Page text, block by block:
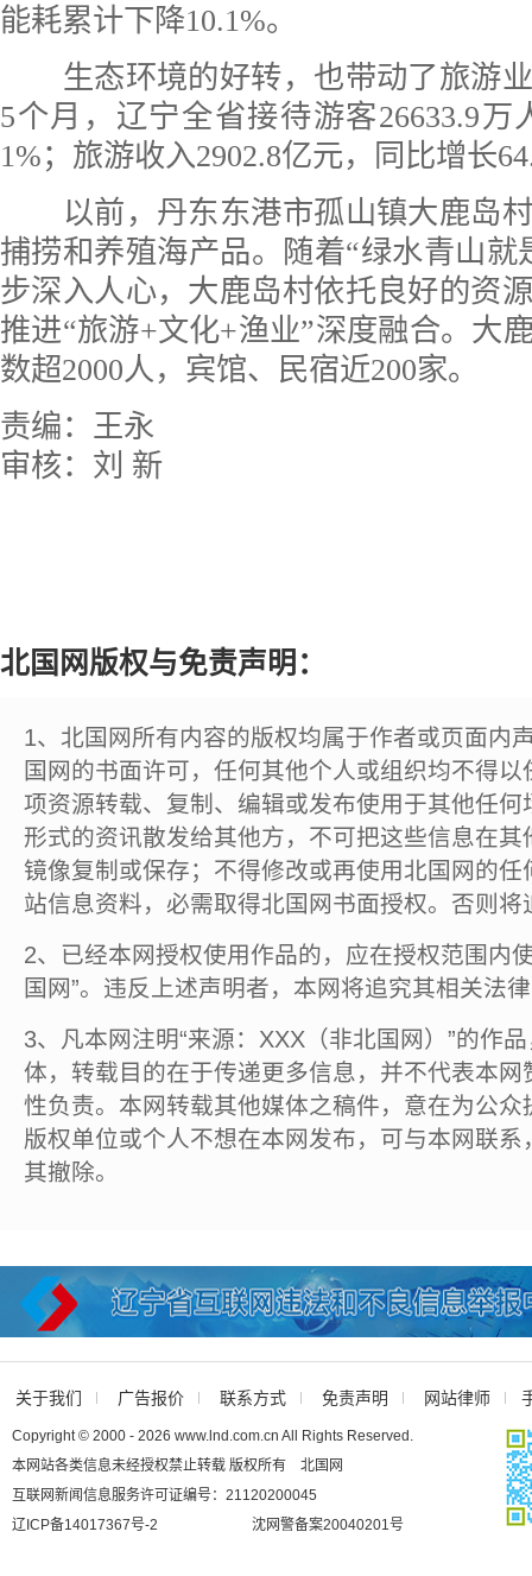
能耗累计下降10.1%。
生态环境的好转，也带动了旅游业
5个月，辽宁全省接待游客26633.9万
1%；旅游收入2902.8亿元，同比增长
以前，丹东东港市孤山镇大鹿岛村
捕捞和养殖海产品。随着“绿水青山就
步深入人心，大鹿岛村依托良好的资
推进“旅游+文化+渔业”深度融合。大
数超2000人，宾馆、民宿近200家。
责编：王永
审核：刘 新
北国网版权与免责声明：
1、北国网所有内容的版权均属于作者或页面内
国网的书面许可，任何其他个人或组织均不得
项资源转载、复制、编辑或发布使用于其他任
形式的资讯散发给其他方，不可把这些信息在
镜像复制或保存；不得修改或再使用北国网的
站信息资料，必需取得北国网书面授权。否则将
2、已经本网授权使用作品的，应在授权范围内
国网”。违反上述声明者，本网将追究其相关法
3、凡本网注明“来源：XXX（非北国网）”的作
体，转载目的在于传递更多信息，并不代表本
性负责。本网转载其他媒体之稿件，意在为公
版权单位或个人不想在本网发布，可与本网联
其撤除。
关于我们 广告报价 联系方式 免责声明 网站律师
Copyright © 2000 - 2026 www.lnd.com.cn All Rights Reserved.
本网站各类信息未经授权禁止转载 版权所有 北国网
互联网新闻信息服务许可证编号：21120200045
辽ICP备14017367号-2
沈网警备案20040201号